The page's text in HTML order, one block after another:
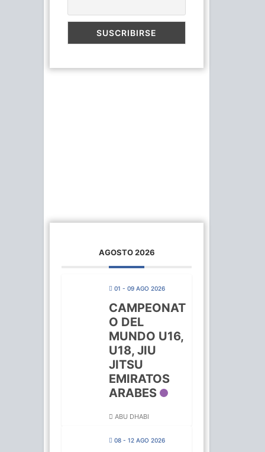
AGOSTO 2026
01 - 09 AGO 2026
CAMPEONAT
O DEL
MUNDO U16,
U18, JIU
JITSU
EMIRATOS
ARABES
ABU DHABI
08 - 12 AGO 2026